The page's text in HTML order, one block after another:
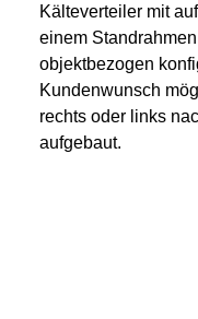
Kälteverteiler mit
einem
objektbezogen
Kundenwunsch
rechts oder links
aufgebaut.